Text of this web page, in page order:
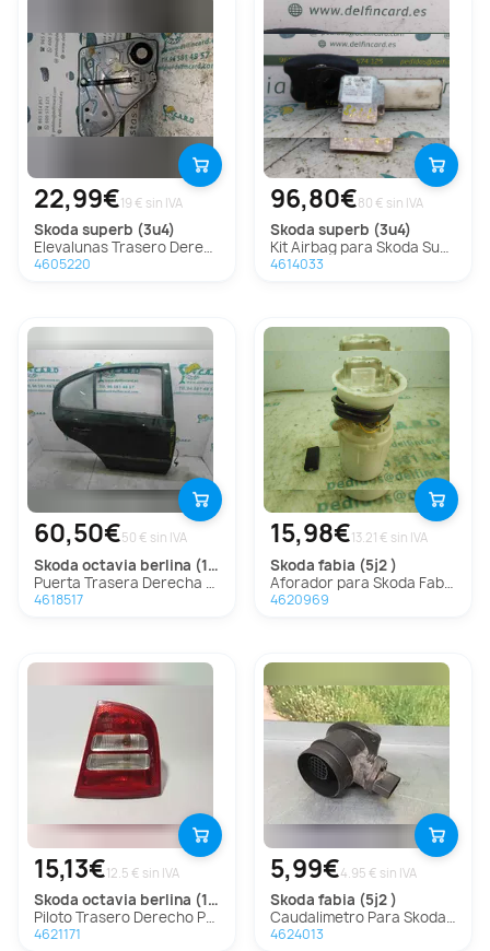
22,99€19 € sin IVA
skoda superb (3u4)
Elevalunas Trasero Derecho Para Skoda Superb
4605220
96,80€80 € sin IVA
skoda superb (3u4)
Kit Airbag para Skoda Superb (3U4)
4614033
60,50€50 € sin IVA
skoda octavia berlina (1u2)
Puerta Trasera Derecha Para Skoda Octavia Berlina
4618517
15,98€13.21 € sin IVA
skoda fabia (5j2 )
Aforador para Skoda Fabia (5J2 )
4620969
15,13€12.5 € sin IVA
skoda octavia berlina (1u2)
Piloto Trasero Derecho Para Skoda Octavia Berlina
4621171
5,99€4.95 € sin IVA
skoda fabia (5j2 )
Caudalimetro Para Skoda Fabia
4624013